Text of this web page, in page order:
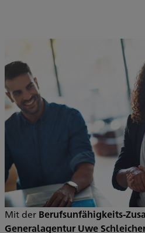
Mit der Berufsunfähigkeits-
Generalagentur Uwe